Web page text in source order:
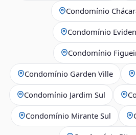
Condomínio
Condomínio
Condomínio
Condomínio Garden Ville
Condomínio Jardim Sul
Condomínio Mirante Sul